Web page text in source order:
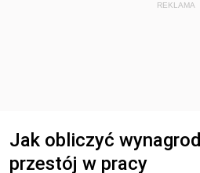
REKLAMA
Jak obliczyć
przestój w pracy